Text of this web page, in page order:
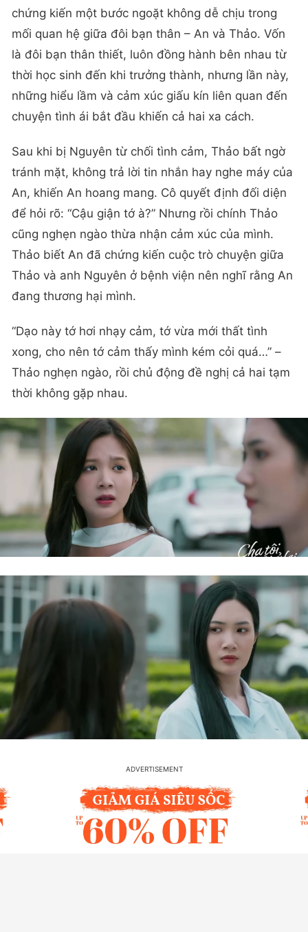
chứng kiến một bước ngoặt không dễ chịu trong
mối quan hệ giữa đôi bạn thân – An và Thảo. Vốn
là đôi bạn thân thiết, luôn đồng hành bên nhau từ
thời học sinh đến khi trưởng thành, nhưng lần này,
những hiểu lầm và cảm xúc giấu kín liên quan đến
chuyện tình ái bắt đầu khiến cả hai xa cách.
Sau khi bị Nguyên từ chối tình cảm, Thảo bất ngờ
tránh mặt, không trả lời tin nhắn hay nghe máy của
An, khiến An hoang mang. Cô quyết định đối diện
để hỏi rõ: “Cậu giận tớ à?” Nhưng rồi chính Thảo
cũng nghẹn ngào thừa nhận cảm xúc của mình.
Thảo biết An đã chứng kiến cuộc trò chuyện giữa
Thảo và anh Nguyên ở bệnh viện nên nghĩ rằng An
đang thương hại mình.
“Dạo này tớ hơi nhạy cảm, tớ vừa mới thất tình
xong, cho nên tớ cảm thấy mình kém cỏi quá…” –
Thảo nghẹn ngào, rồi chủ động đề nghị cả hai tạm
thời không gặp nhau.